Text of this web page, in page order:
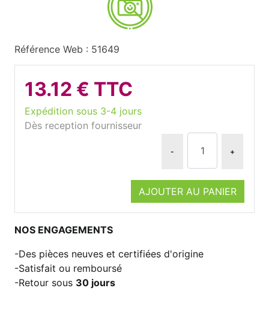
Référence Web : 51649
13.12 € TTC
Expédition sous 3-4 jours
Dès reception fournisseur
- +
AJOUTER AU PANIER
NOS ENGAGEMENTS
Des pièces neuves et certifiées d'origine
Satisfait ou remboursé
Retour sous 30 jours